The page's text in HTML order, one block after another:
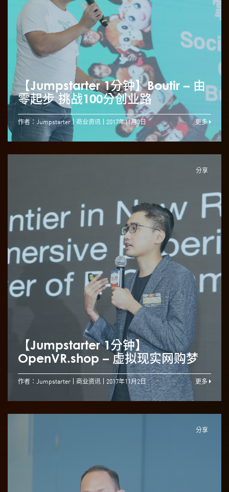
【Jumpstarter 1分钟】Boutir – 由
零起步 挑战100分创业路
作者：Jumpstarter 商业资讯 2017年11月3日 更多
分享
【Jumpstarter 1分钟】
OpenVR.shop – 虚拟现实网购梦
作者：Jumpstarter 商业资讯 2017年11月2日 更多
分享